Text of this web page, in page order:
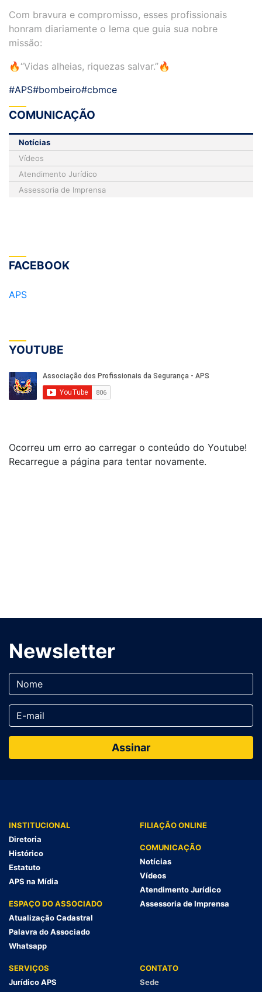
Com bravura e compromisso, esses profissionais
honram diariamente o lema que guia sua nobre
missão:
🔥“Vidas alheias, riquezas salvar.”🔥
#APS#bombeiro#cbmce
COMUNICAÇÃO
Notícias
Vídeos
Atendimento Jurídico
Assessoria de Imprensa
FACEBOOK
APS
YOUTUBE
Ocorreu um erro ao carregar o conteúdo do Youtube!
Recarregue a página para tentar novamente.
Newsletter
INSTITUCIONAL
Diretoria
Histórico
Estatuto
APS na Mídia
ESPAÇO DO ASSOCIADO
Atualização Cadastral
Palavra do Associado
Whatsapp
FILIAÇÃO ONLINE
COMUNICAÇÃO
Notícias
Vídeos
Atendimento Jurídico
Assessoria de Imprensa
SERVIÇOS
Jurídico APS
CONTATO
Sede